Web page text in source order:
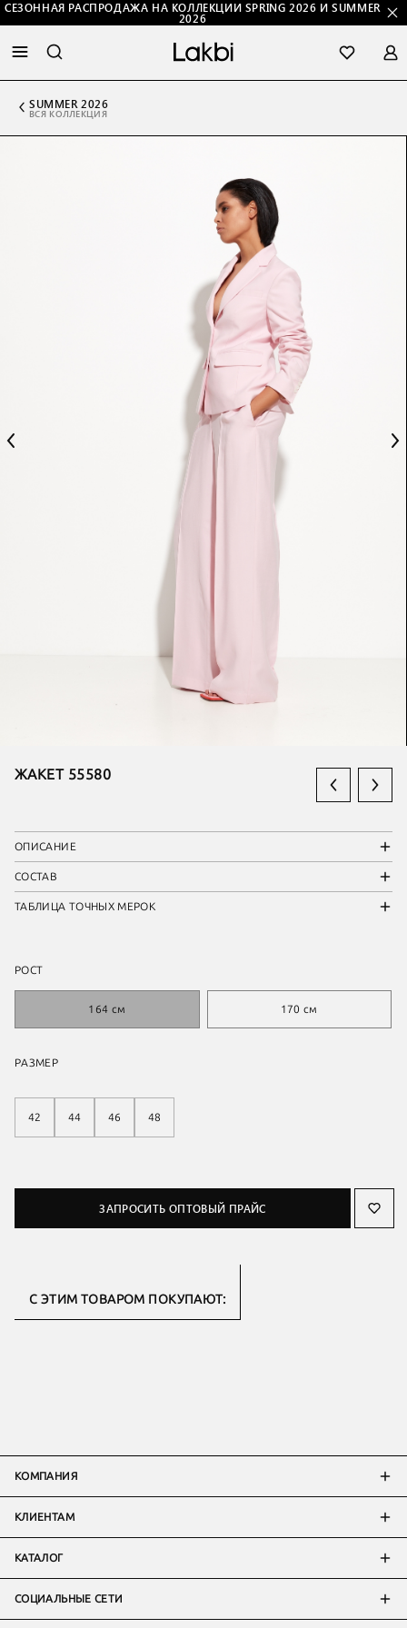
СЕЗОННАЯ РАСПРОДАЖА НА КОЛЛЕКЦИИ SPRING 2026 И SUMMER
2026
SUMMER 2026
ВСЯ КОЛЛЕКЦИЯ
ЖАКЕТ 55580
ОПИСАНИЕ
СОСТАВ
ТАБЛИЦА ТОЧНЫХ МЕРОК
РОСТ
164 см 170 см
РАЗМЕР
42 44 46 48
ЗАПРОСИТЬ ОПТОВЫЙ ПРАЙС
С ЭТИМ ТОВАРОМ ПОКУПАЮТ:
КОМПАНИЯ
КЛИЕНТАМ
КАТАЛОГ
СОЦИАЛЬНЫЕ СЕТИ